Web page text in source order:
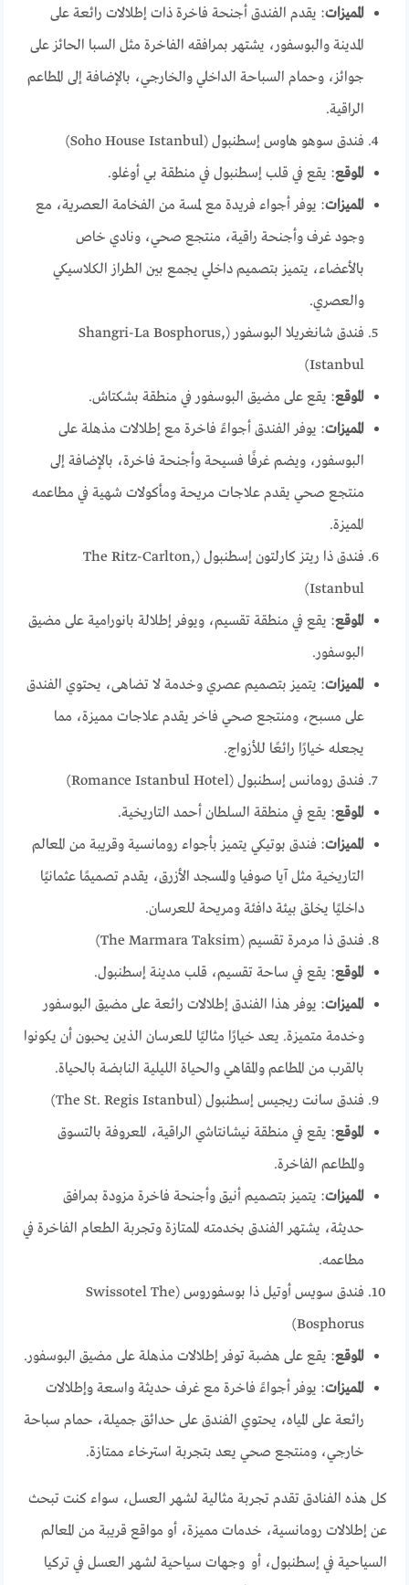
المميزات: يقدم الفندق أجنحة فاخرة ذات إطلالات رائعة على
المدينة والبوسفور، يشتهر بمرافقه الفاخرة مثل السبا الحائز على
جوائز، وحمام السباحة الداخلي والخارجي، بالإضافة إلى المطاعم
الراقية.
فندق سوهو هاوس إسطنبول (Soho House Istanbul)
الموقع: يقع في قلب إسطنبول في منطقة بي أوغلو.
المميزات: يوفر أجواء فريدة مع لمسة من الفخامة العصرية، مع
وجود غرف وأجنحة راقية، منتجع صحي، ونادي خاص
بالأعضاء، يتميز بتصميم داخلي يجمع بين الطراز الكلاسيكي
والعصري.
فندق شانغريلا البوسفور (Shangri-La Bosphorus,
Istanbul)
الموقع: يقع على مضيق البوسفور في منطقة بشكتاش.
المميزات: يوفر الفندق أجواءً فاخرة مع إطلالات مذهلة على
البوسفور، ويضم غرفًا فسيحة وأجنحة فاخرة، بالإضافة إلى
منتجع صحي يقدم علاجات مريحة ومأكولات شهية في مطاعمه
المميزة.
فندق ذا ريتز كارلتون إسطنبول (The Ritz-Carlton,
Istanbul)
الموقع: يقع في منطقة تقسيم، ويوفر إطلالة بانورامية على مضيق
البوسفور.
المميزات: يتميز بتصميم عصري وخدمة لا تضاهى، يحتوي الفندق
على مسبح، ومنتجع صحي فاخر يقدم علاجات مميزة، مما
يجعله خيارًا رائعًا للأزواج.
فندق رومانس إسطنبول (Romance Istanbul Hotel)
الموقع: يقع في منطقة السلطان أحمد التاريخية.
المميزات: فندق بوتيكي يتميز بأجواء رومانسية وقريبة من المعالم
التاريخية مثل آيا صوفيا والمسجد الأزرق، يقدم تصميمًا عثمانيًا
داخليًا يخلق بيئة دافئة ومريحة للعرسان.
فندق ذا مرمرة تقسيم (The Marmara Taksim)
الموقع: يقع في ساحة تقسيم، قلب مدينة إسطنبول.
المميزات: يوفر هذا الفندق إطلالات رائعة على مضيق البوسفور
وخدمة متميزة. يعد خيارًا مثاليًا للعرسان الذين يحبون أن يكونوا
بالقرب من المطاعم والمقاهي والحياة الليلية النابضة بالحياة.
فندق سانت ريجيس إسطنبول (The St. Regis Istanbul)
الموقع: يقع في منطقة نيشانتاشي الراقية، المعروفة بالتسوق
والمطاعم الفاخرة.
المميزات: يتميز بتصميم أنيق وأجنحة فاخرة مزودة بمرافق
حديثة، يشتهر الفندق بخدمته الممتازة وتجربة الطعام الفاخرة في
مطاعمه.
فندق سويس أوتيل ذا بوسفوروس (Swissotel The
Bosphorus)
الموقع: يقع على هضبة توفر إطلالات مذهلة على مضيق البوسفور.
المميزات: يوفر أجواءً فاخرة مع غرف حديثة واسعة وإطلالات
رائعة على المياه، يحتوي الفندق على حدائق جميلة، حمام سباحة
خارجي، ومنتجع صحي يعد بتجربة استرخاء ممتازة.
كل هذه الفنادق تقدم تجربة مثالية لشهر العسل، سواء كنت تبحث
عن إطلالات رومانسية، خدمات مميزة، أو مواقع قريبة من المعالم
السياحية في إسطنبول، أو وجهات سياحية لشهر العسل في تركيا